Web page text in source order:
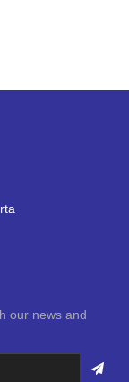
our news and